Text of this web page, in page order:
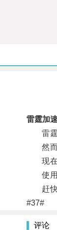
雷霆加
雷霆
然而
现在
使用
赶快
#37#
评论